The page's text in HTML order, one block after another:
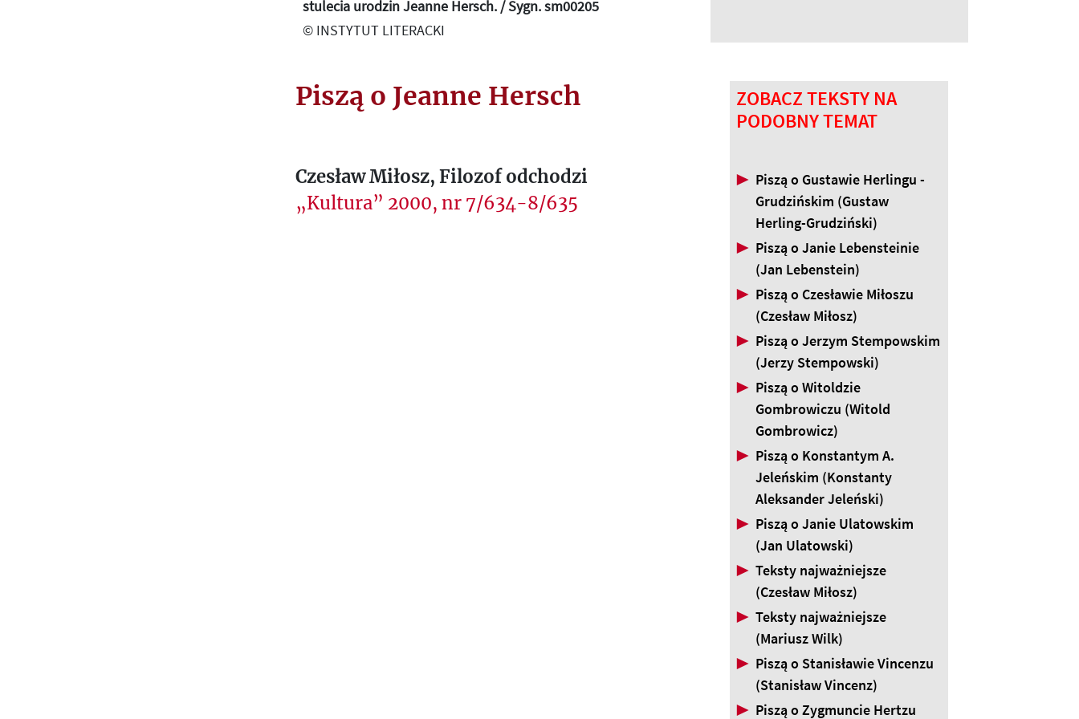
stulecia urodzin Jeanne Hersch. / Sygn. sm00205
© INSTYTUT LITERACKI
Piszą o Jeanne Hersch
Czesław Miłosz, Filozof odchodzi
„Kultura” 2000, nr 7/634-8/635
ZOBACZ TEKSTY NA
PODOBNY TEMAT
▶ Piszą o Gustawie Herlingu -
Grudzińskim (Gustaw
Herling-Grudziński)
▶ Piszą o Janie Lebensteinie
(Jan Lebenstein)
▶ Piszą o Czesławie Miłoszu
(Czesław Miłosz)
▶ Piszą o Jerzym Stempowskim
(Jerzy Stempowski)
▶ Piszą o Witoldzie
Gombrowiczu (Witold
Gombrowicz)
▶ Piszą o Konstantym A.
Jeleńskim (Konstanty
Aleksander Jeleński)
▶ Piszą o Janie Ulatowskim
(Jan Ulatowski)
▶ Teksty najważniejsze
(Czesław Miłosz)
▶ Teksty najważniejsze
(Mariusz Wilk)
▶ Piszą o Stanisławie Vincenzu
(Stanisław Vincenz)
▶ Piszą o Zygmuncie Hertzu